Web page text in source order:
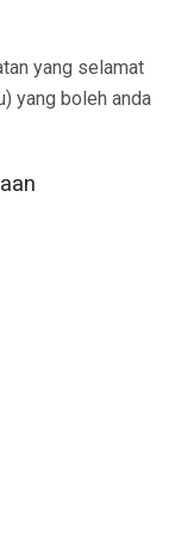
yang selamat
yang boleh anda